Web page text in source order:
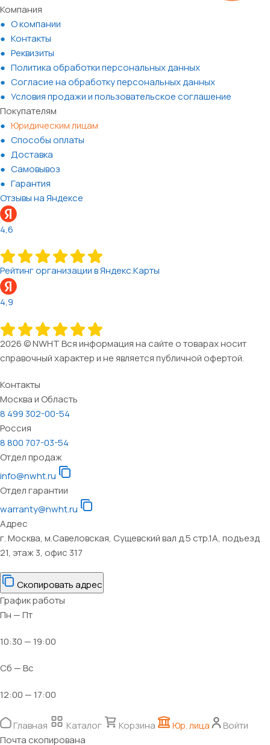
Компания
О компании
Контакты
Реквизиты
Политика обработки персональных данных
Согласие на обработку персональных данных
Условия продажи и пользовательское соглашение
Покупателям
Юридическим лицам
Способы оплаты
Доставка
Самовывоз
Гарантия
Отзывы на Яндексе
4,6
Рейтинг организации в Яндекс.Карты
4,9
2026 © NWHT Вся информация на сайте о товарах носит
справочный характер и не является публичной офертой.
Контакты
Москва и Область
8 499 302-00-54
Россия
8 800 707-03-54
Отдел продаж
info@nwht.ru
Отдел гарантии
warranty@nwht.ru
Адрес
г. Москва, м.Савеловская, Сущевский вал д.5 стр.1А, подъезд
21, этаж 3, офис 317
Скопировать адрес
График работы
Пн — Пт
10:30 — 19:00
Сб — Вс
12:00 — 17:00
Главная Каталог Корзина Юр. лица
Войти
Почта скопирована